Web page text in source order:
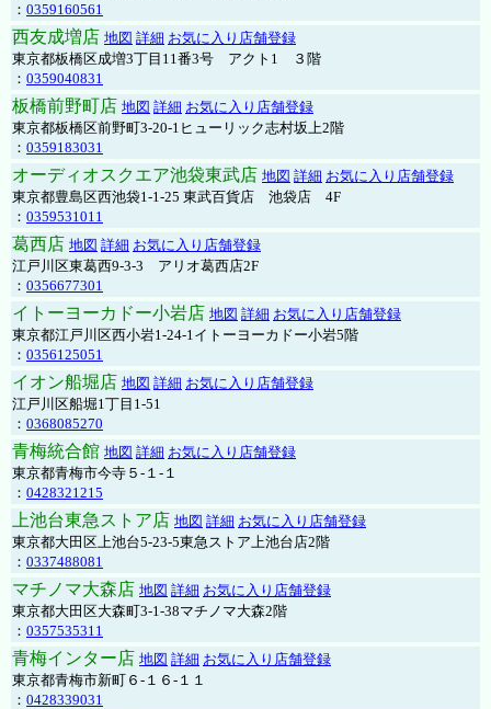
： 0359160561
西友成増店 地図 詳細 お気に入り店舗登録
東京都板橋区成増3丁目11番3号 アクト1 ３階
： 0359040831
板橋前野町店 地図 詳細 お気に入り店舗登録
東京都板橋区前野町3-20-1ヒューリック志村坂上2階
： 0359183031
オーディオスクエア池袋東武店 地図 詳細 お気に入り店舗登録
東京都豊島区西池袋1-1-25 東武百貨店 池袋店 4F
： 0359531011
葛西店 地図 詳細 お気に入り店舗登録
江戸川区東葛西9-3-3 アリオ葛西店2F
： 0356677301
イトーヨーカドー小岩店 地図 詳細 お気に入り店舗登録
東京都江戸川区西小岩1-24-1イトーヨーカドー小岩5階
： 0356125051
イオン船堀店 地図 詳細 お気に入り店舗登録
江戸川区船堀1丁目1-51
： 0368085270
青梅統合館 地図 詳細 お気に入り店舗登録
東京都青梅市今寺５-１-１
： 0428321215
上池台東急ストア店 地図 詳細 お気に入り店舗登録
東京都大田区上池台5-23-5東急ストア上池台店2階
： 0337488081
マチノマ大森店 地図 詳細 お気に入り店舗登録
東京都大田区大森町3-1-38マチノマ大森2階
： 0357535311
青梅インター店 地図 詳細 お気に入り店舗登録
東京都青梅市新町６-１６-１１
： 0428339031